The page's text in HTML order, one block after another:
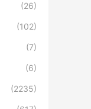
(26)
(102)
(7)
(6)
(2235)